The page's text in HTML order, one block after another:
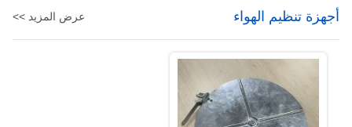
أجهزة تنظيم الهواء عرض المزيد >>